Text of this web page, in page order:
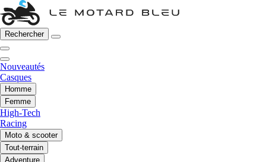
Rechercher
Nouveautés
Casques
Homme
Femme
High-Tech
Racing
Moto & scooter
Tout-terrain
Adventure